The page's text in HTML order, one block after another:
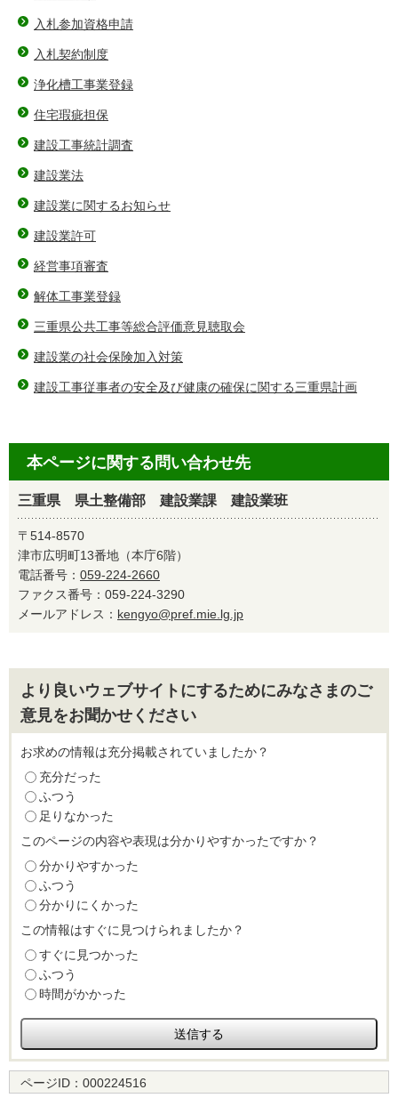
入札参加資格申請
入札契約制度
浄化槽工事業登録
住宅瑕疵担保
建設工事統計調査
建設業法
建設業に関するお知らせ
建設業許可
経営事項審査
解体工事業登録
三重県公共工事等総合評価意見聴取会
建設業の社会保険加入対策
建設工事従事者の安全及び健康の確保に関する三重県計画
本ページに関する問い合わせ先
三重県 県土整備部 建設業課 建設業班
〒514-8570
津市広明町13番地（本庁6階）
電話番号： 059-224-2660
ファクス番号：059-224-3290
メールアドレス： kengyo@pref.mie.lg.jp
より良いウェブサイトにするためにみなさまのご
意見をお聞かせください
お求めの情報は充分掲載されていましたか？
充分だった
ふつう
足りなかった
このページの内容や表現は分かりやすかったですか？
分かりやすかった
ふつう
分かりにくかった
この情報はすぐに見つけられましたか？
すぐに見つかった
ふつう
時間がかかった
ページID： 000224516